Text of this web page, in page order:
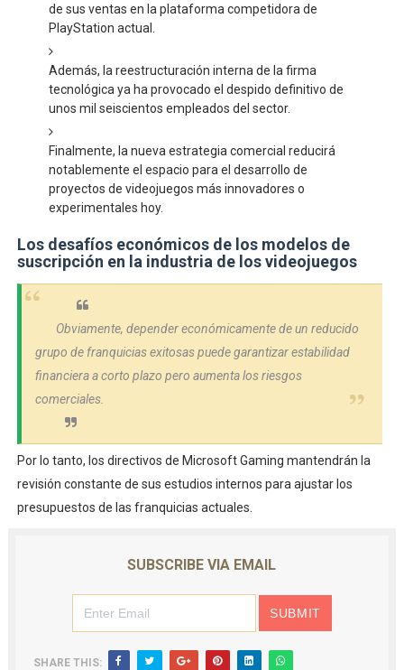
de sus ventas en la plataforma competidora de
PlayStation actual.
Además, la reestructuración interna de la firma
tecnológica ya ha provocado el despido definitivo de
unos mil seiscientos empleados del sector.
Finalmente, la nueva estrategia comercial reducirá
notablemente el espacio para el desarrollo de
proyectos de videojuegos más innovadores o
experimentales hoy.
Los desafíos económicos de los modelos de
suscripción en la industria de los videojuegos
Obviamente, depender económicamente de un reducido
grupo de franquicias exitosas puede garantizar estabilidad
financiera a corto plazo pero aumenta los riesgos
comerciales.
Por lo tanto, los directivos de Microsoft Gaming mantendrán la
revisión constante de sus estudios internos para ajustar los
presupuestos de las franquicias actuales.
SUBSCRIBE VIA EMAIL
SHARE THIS: